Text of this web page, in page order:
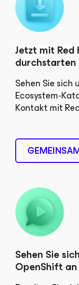
Jetzt mit Red
durchstarten
Sehen Sie sich
Ecosystem-
Kontakt mit
Sehen Sie
OpenShift an